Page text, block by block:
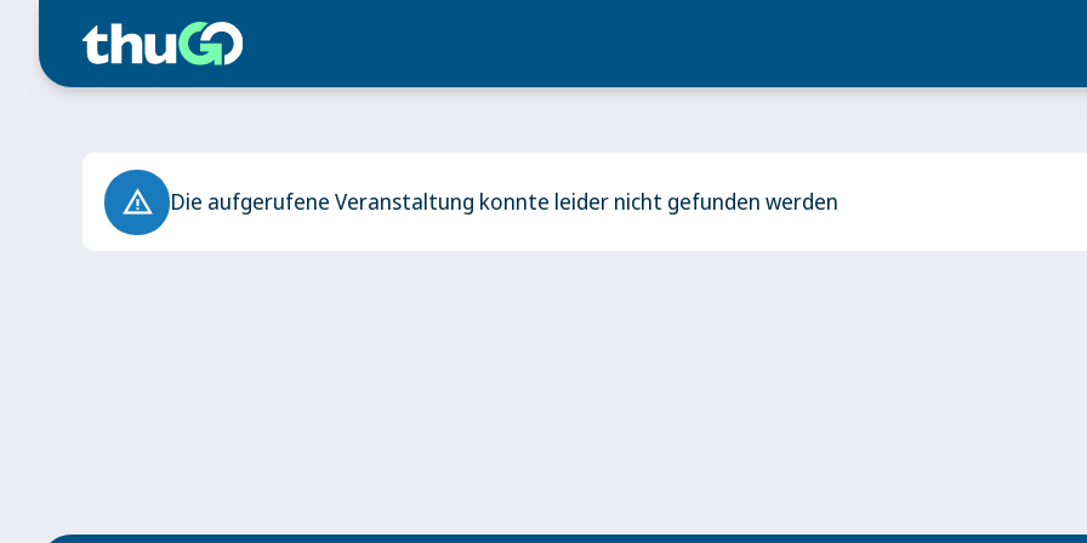
warning_amber Die aufgerufene Veranstaltung konnte leider nicht gefunden werden